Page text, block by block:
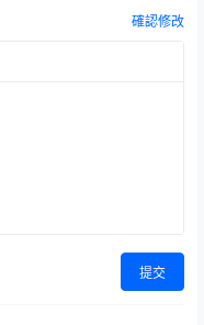
確認修改
提交